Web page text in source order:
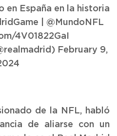
en España en la historia
@MundoNFL
4V01822GaI
February 9,
de la NFL, habló
de aliarse con un